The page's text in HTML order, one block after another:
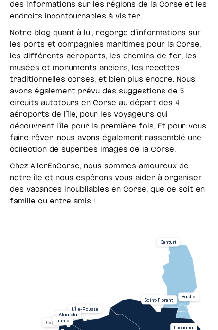
des informations sur les régions de la Corse et les
endroits incontournables à visiter.
Notre blog quant à lui, regorge d’informations sur
les ports et compagnies maritimes pour la Corse,
les différents aéroports, les chemins de fer, les
musées et monuments anciens, les recettes
traditionnelles corses, et bien plus encore. Nous
avons également prévu des suggestions de 5
circuits autotours en Corse au départ des 4
aéroports de l’île, pour les voyageurs qui
découvrent l’île pour la première fois. Et pour vous
faire rêver, nous avons également rassemblé une
collection de superbes images de la Corse.
Chez AllerEnCorse, nous sommes amoureux de
notre île et nous espérons vous aider à organiser
des vacances inoubliables en Corse, que ce soit en
famille ou entre amis !
Centuri
Saint-Florent
Bastia
L'Île-Rousse
Algajola
CalviLumio
Lucciana